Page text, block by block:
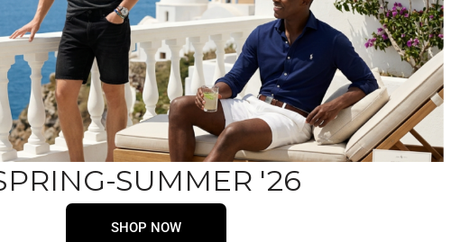
SUMMER '26
SHOP NOW